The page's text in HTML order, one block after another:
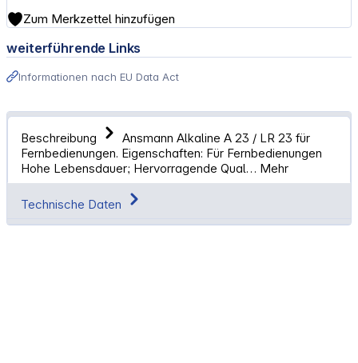
Zum Merkzettel hinzufügen
weiterführende Links
Informationen nach EU Data Act
Beschreibung
Ansmann Alkaline A 23 / LR 23 für
Fernbedienungen. Eigenschaften: Für Fernbedienungen
Hohe Lebensdauer; Hervorragende Qual… Mehr
Technische Daten